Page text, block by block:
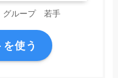
グループ 若手
使う